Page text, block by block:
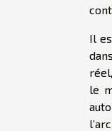
Il
le